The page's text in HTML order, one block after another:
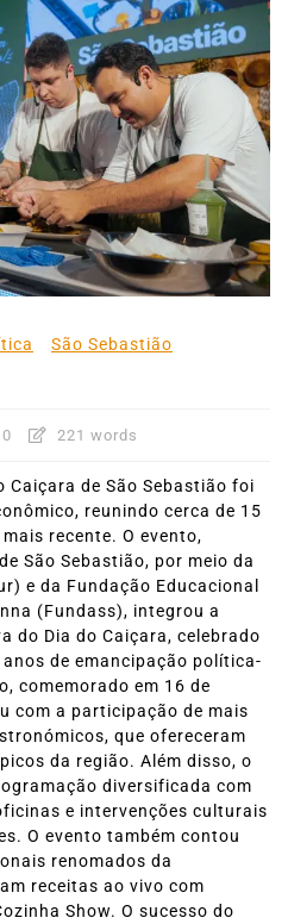
São Sebastião
0 221 words
Caiçara de São Sebastião foi
reunindo cerca de 15
recente. O evento,
São Sebastião, por meio da
e da Fundação Educacional
(Fundass), integrou a
do Dia do Caiçara, celebrado
de emancipação política-
comemorado em 16 de
com a participação de mais
que ofereceram
da região. Além disso, o
diversificada com
e intervenções culturais
O evento também contou
renomados da
receitas ao vivo com
Show. O sucesso do